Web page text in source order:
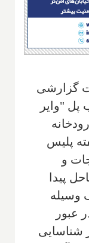
گزارشی
پل "وایر
پلیس
و
پیدا
وسیله
عبور
شناسایی